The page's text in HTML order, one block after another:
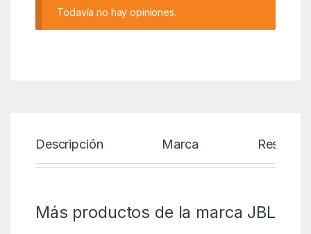
Todavía no hay opiniones.
Descripción Marca Reseñas
Más productos de la marca JBL